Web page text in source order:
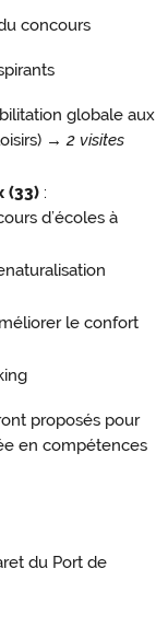
concours
globale aux
→ 2 visites
(33):
d’écoles à
le confort
proposés pour
en compétences
du Port de